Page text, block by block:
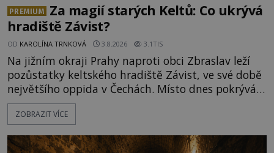
PREMIUM
Za magií starých Keltů: Co ukrývá
hradiště Závist?
OD KAROLÍNA TRNKOVÁ 3.8.2026 3.1TIS
Na jižním okraji Prahy naproti obci Zbraslav leží
pozůstatky keltského hradiště Závist, ve své době
největšího oppida v Čechách. Místo dnes pokrývá
les, zbytky po kdysi monumentálním hradišti jsou
ale v terénu patrné stále. Co dalšího tu po Keltech
vrch Hr
ZOBRAZIT VÍCE